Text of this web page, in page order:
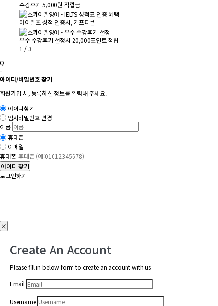
수강후기 5,000원 적립금
아이엘츠 성적 인증시, 기프티콘
우수 수강후기 선정시 20,000포인트 적립
1 /3
Q
아이디/비밀번호 찾기
회원가입 시, 등록하신 정보를 입력해 주세요.
아이디찾기
임시비밀번호 변경
이름
휴대폰
이메일
휴대폰
아이디 찾기
로그인하기
×
Create An Account
Please fill in below form to create an account with us
Email
Username